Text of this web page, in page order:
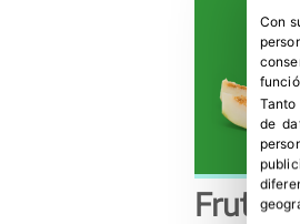
Fruta
Con
Tanto
de